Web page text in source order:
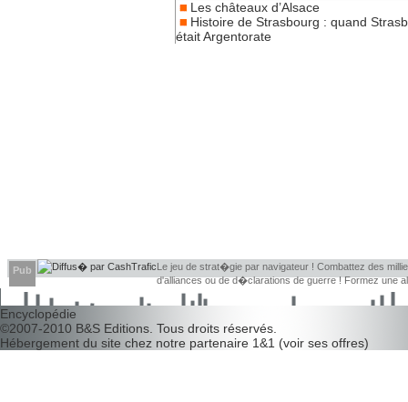
Les châteaux d’Alsace
Histoire de Strasbourg : quand
était Argentorate
Pub
Le jeu de strat�gie par navigateur ! Combattez des
d'alliances ou de d�clarations de guerre ! Formez une
d�couvrir leurs faiblesses !
Encyclopédie
©2007-2010 B&S Editions . Tous droits réservés.
Hébergement du site chez notre partenaire 1&1 (voir ses offres)